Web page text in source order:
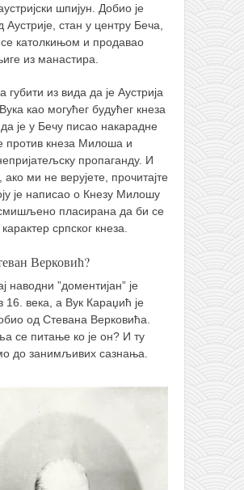
шпијун. Добио је
Аустрије, стан у центру Беча,
католкињом и продавао
из манастира.
губити из вида да је Аустрија
као могућег будућег кнеза
је у Бечу писао накарадне
против кнеза Милоша и
пропаганду. И
ако ми не верујете, прочитајте
је написао о Кнезу Милошу
смишљено пласирана да би се
српског кнеза.
Верковић?
наводни ”доментијан” је
16. века, а Вук Караџић је
од Стевана Верковића.
се питање ко је он? И ту
до занимљивих сазнања.